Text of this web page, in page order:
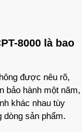
8000 là bao
được nêu rõ,
bảo hành một năm,
khác nhau tùy
dòng sản phẩm.